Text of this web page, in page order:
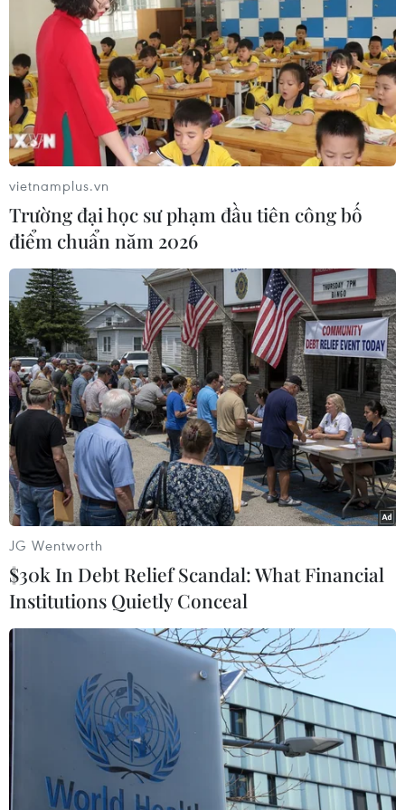
Khả năng Mỹ bổ sung 36 công ty Trung
Quốc vào danh sách đen thương mại
14/12/2022 10:34
Theo quy định, các nhà cung cấp của Mỹ phải xin giấy
phép đặc biệt để vận chuyển ngay cả những sản phẩm
công nghệ thấp cho các công ty bị liệt vào danh sách
đen thương mại.
Mỹ đưa 36 công ty Trung Quốc vào danh
vietnamplus.vn
Trường đại học sư phạm đầu tiên công bố
điểm chuẩn năm 2026
JG Wentworth
$30k In Debt Relief Scandal: What Financial
Institutions Quietly Conceal